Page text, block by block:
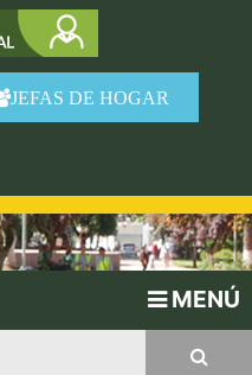
JEFAS DE HOGAR
MENÚ